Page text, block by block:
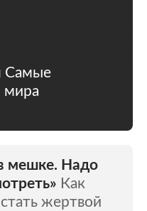
Самые
мира
мешке. Надо
Как
жертвой